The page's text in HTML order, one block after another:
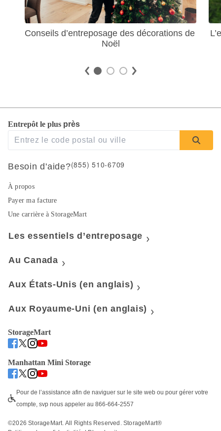
Conseils d’entreposage des décorations de
Noël
Entrepôt le plus près
Besoin d'aide?(855) 510-6709
À propos
Payer ma facture
Une carrière à StorageMart
Les essentiels d’entreposage
Au Canada
Aux États-Unis (en anglais)
Aux Royaume-Uni (en anglais)
StorageMart
Manhattan Mini Storage
Pour de l’assistance afin de naviguer sur le site web ou pour gérer votre
compte, svp nous appeler au 866-664-2557
©2026 StorageMart. All Rights Reserved. StorageMart®